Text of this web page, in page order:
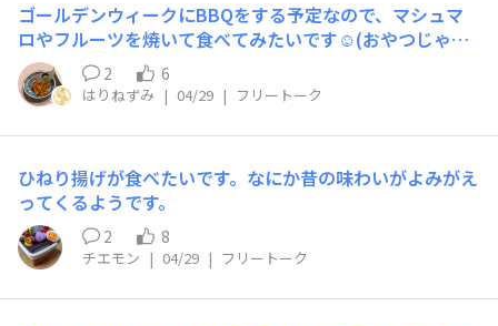
ゴールデンウィークにBBQをする予定なので、マシュマ
ロやフルーツを焼いて食べてみたいです☺️(おやつじゃな
いけどBBQにキムチももちろん食べます！)あと最近暑く
なってきたので、そろそろアイスも食べたいです🍨✨
2 6
はりねずみ | 04/29 | フリートーク
ひねり揚げが食べたいです。なにか昔の味わいがよみがえ
ってくるようです。
2 8
チエモン | 04/29 | フリートーク